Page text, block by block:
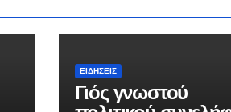
ΕΙΔΉΣΕΙΣ
Γιός γνωστού